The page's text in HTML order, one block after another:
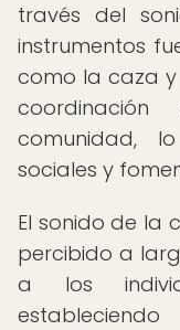
través del
instrumentos
como la caza
comunidad,
sociales y
El sonido de la
percibido a
a los